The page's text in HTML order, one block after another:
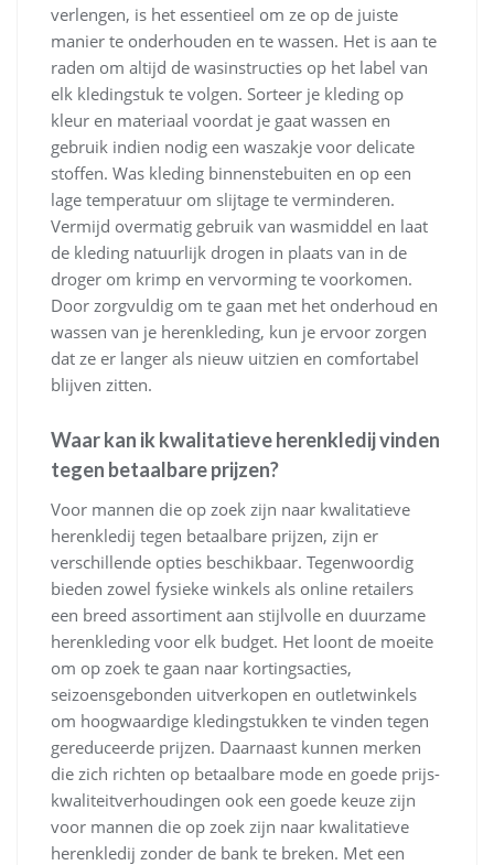
verlengen, is het essentieel om ze op de juiste
manier te onderhouden en te wassen. Het is aan te
raden om altijd de wasinstructies op het label van
elk kledingstuk te volgen. Sorteer je kleding op
kleur en materiaal voordat je gaat wassen en
gebruik indien nodig een waszakje voor delicate
stoffen. Was kleding binnenstebuiten en op een
lage temperatuur om slijtage te verminderen.
Vermijd overmatig gebruik van wasmiddel en laat
de kleding natuurlijk drogen in plaats van in de
droger om krimp en vervorming te voorkomen.
Door zorgvuldig om te gaan met het onderhoud en
wassen van je herenkleding, kun je ervoor zorgen
dat ze er langer als nieuw uitzien en comfortabel
blijven zitten.
Waar kan ik kwalitatieve herenkledij vinden
tegen betaalbare prijzen?
Voor mannen die op zoek zijn naar kwalitatieve
herenkledij tegen betaalbare prijzen, zijn er
verschillende opties beschikbaar. Tegenwoordig
bieden zowel fysieke winkels als online retailers
een breed assortiment aan stijlvolle en duurzame
herenkleding voor elk budget. Het loont de moeite
om op zoek te gaan naar kortingsacties,
seizoensgebonden uitverkopen en outletwinkels
om hoogwaardige kledingstukken te vinden tegen
gereduceerde prijzen. Daarnaast kunnen merken
die zich richten op betaalbare mode en goede prijs-
kwaliteitverhoudingen ook een goede keuze zijn
voor mannen die op zoek zijn naar kwalitatieve
herenkledij zonder de bank te breken. Met een